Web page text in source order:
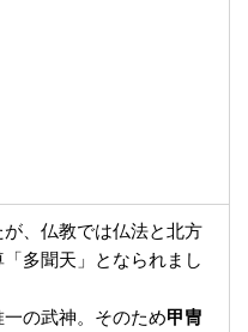
、仏教では仏法と北方
多聞天」となられまし
の武神。そのため甲冑